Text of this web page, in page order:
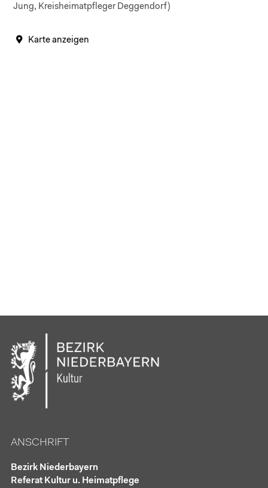
Jung, Kreisheimatpfleger Deggendorf)
Karte anzeigen
ANSCHRIFT
Bezirk Niederbayern
Referat Kultur u. Heimatpflege